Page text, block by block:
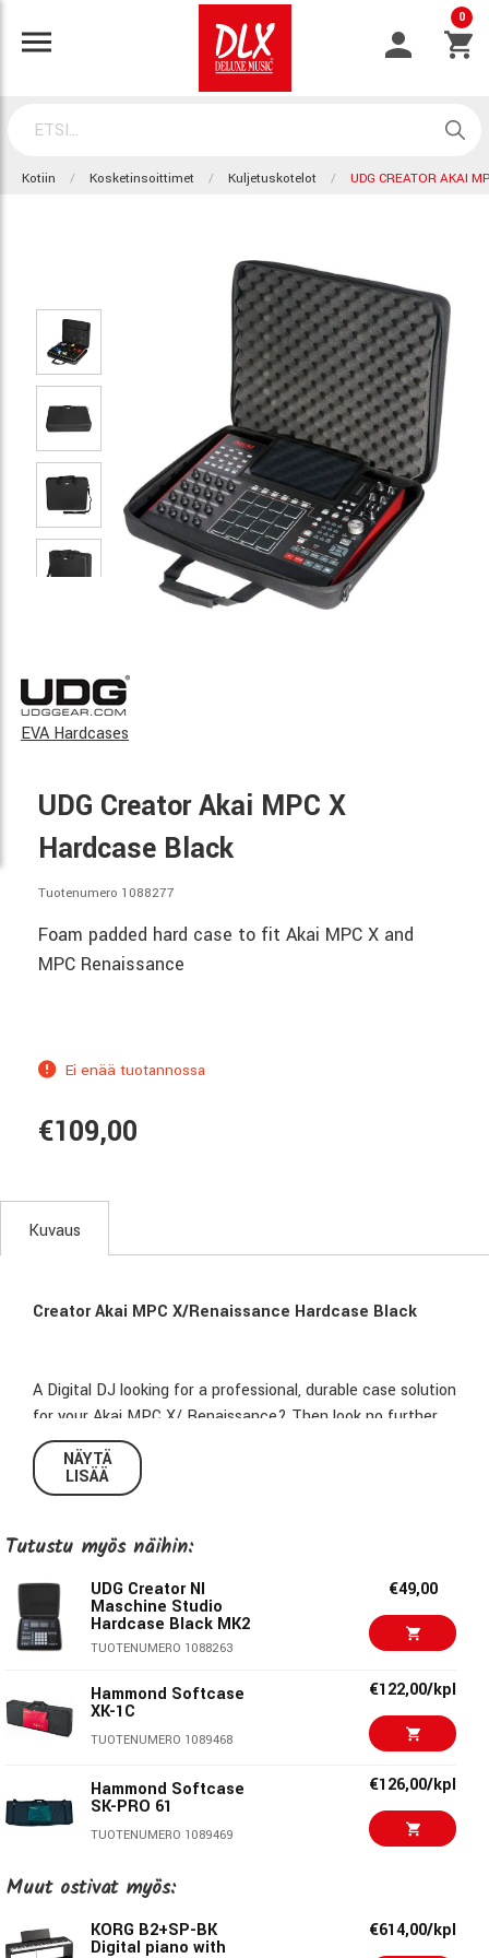
0
Kotiin Kosketinsoittimet Kuljetuskotelot UDG CREATOR AKAI
EVA Hardcases
UDG Creator Akai MPC X
Hardcase Black
Tuotenumero 1088277
Foam padded hard case to fit Akai MPC X and
MPC Renaissance
Ei enää tuotannossa
€109,00
Kuvaus
Creator Akai MPC X/Renaissance Hardcase Black
A Digital DJ looking for a professional, durable case solution
for your Akai MPC X/ Renaissance? Then look no further,
UDG have developed a super light EVA Hardcase designed
for life on the road. Constructed from durable lightweight
compression moulded EVA material with a laminated nylon
scratches & liquids. Skilfully designed & moulded to fit the
travelling DJ that needs to protect their equipment.
Black
Weight: 1,72 kg
Material: Durashock gjutet EVA-skum
NÄYTÄ
LISÄÄ
Tutustu myös näihin:
UDG Creator NI
Maschine Studio
Hardcase Black MK2
TUOTENUMERO 1088263
€49,00
Hammond Softcase
XK-1C
TUOTENUMERO 1089468
€122,00/kpl
Hammond Softcase
SK-PRO 61
TUOTENUMERO 1089469
€126,00/kpl
Hammond Softcase
SK-PRO 73
TUOTENUMERO 1089471
Muut ostivat myös:
KORG B2+SP-BK
Digital piano with
€614,00/kpl